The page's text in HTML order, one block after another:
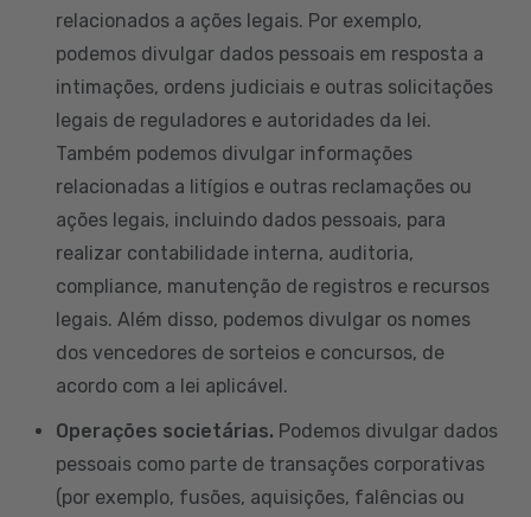
relacionados a ações legais. Por exemplo,
podemos divulgar dados pessoais em resposta a
intimações, ordens judiciais e outras solicitações
legais de reguladores e autoridades da lei.
Também podemos divulgar informações
relacionadas a litígios e outras reclamações ou
ações legais, incluindo dados pessoais, para
realizar contabilidade interna, auditoria,
compliance, manutenção de registros e recursos
legais. Além disso, podemos divulgar os nomes
dos vencedores de sorteios e concursos, de
acordo com a lei aplicável.
Operações societárias. Podemos divulgar dados
pessoais como parte de transações corporativas
(por exemplo, fusões, aquisições, falências ou